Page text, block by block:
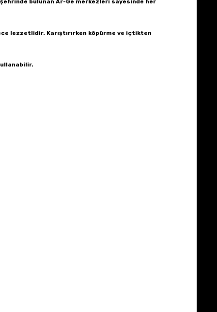
şehrinde bulunan Ar-Ge merkezleri sayesinde her
lezzetlidir. Karıştırırken köpürme ve içtikten